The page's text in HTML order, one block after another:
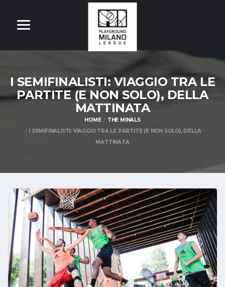
I SEMIFINALISTI: VIAGGIO TRA LE
PARTITE (E NON SOLO), DELLA
MATTINATA
HOME
THE MINALS
I SEMIFINALISTI: VIAGGIO TRA LE PARTITE (E NON SOLO), DELLA
MATTINATA